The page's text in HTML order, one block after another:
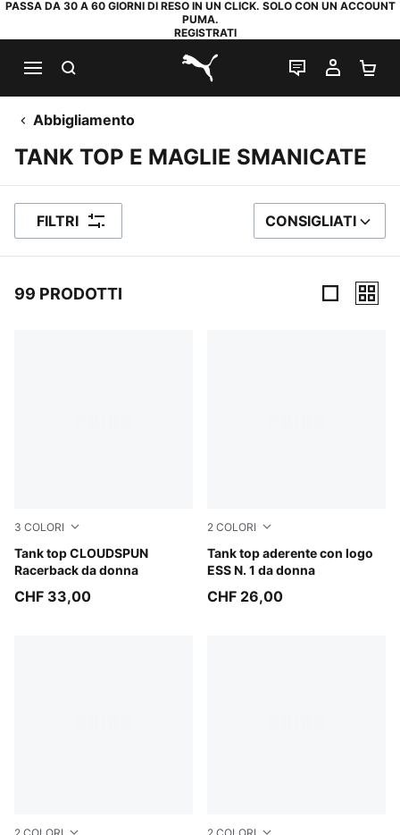
PASSA DA 30 A 60 GIORNI DI RESO IN UN CLICK. SOLO CON UN ACCOUNT
PUMA.
REGISTRATI
PUMA.com
CHAT IL MIO
Abbigliamento
TANK TOP E MAGLIE SMANICATE
FILTRI ORDINA PER
CONSIGLIATI
99 PRODOTTI
3 COLORI
Tank top CLOUDSPUN
Racerback da donna
Puma White
CHF 33,00
2 COLORI
Tank top aderente con logo
ESS N. 1 da donna
Puma Black
CHF 26,00
2 COLORI 2 COLORI